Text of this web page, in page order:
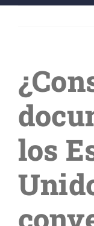
Videos
Blog
Contáctenos
los